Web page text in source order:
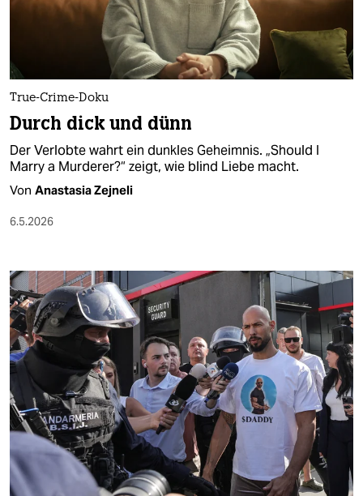
wahrheit
verlag
veranstaltungen
unterstützen
abo
genossenschaft
epaper login
True-Crime-Doku
Durch dick und dünn
Der Verlobte wahrt ein dunkles Geheimnis. „Should I
Marry a Murderer?“ zeigt, wie blind Liebe macht.
Von Anastasia Zejneli
6.5.2026